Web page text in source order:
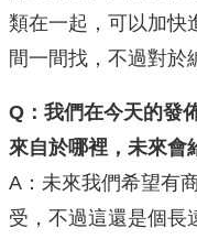
類在一起，可以加快
間一間找，不過對於
Q：我們在今天的發
來自於哪裡，未來會
A：未來我們希望有
受，不過這還是個長